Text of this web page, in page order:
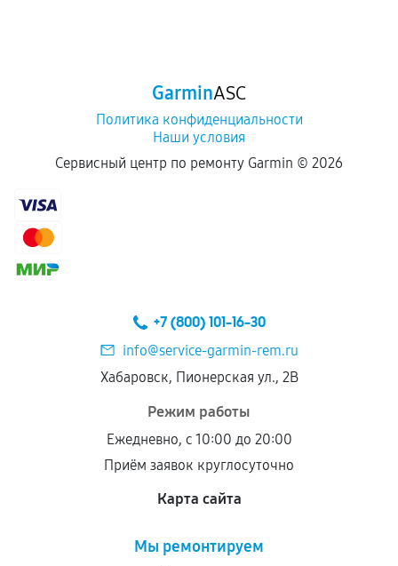
GarminASC
Политика конфиденциальности
Наши условия
Сервисный центр по ремонту Garmin © 2026
+7 (800) 101-16-30
info@service-garmin-rem.ru
Хабаровск, Пионерская ул., 2В
Режим работы
Ежедневно, с 10:00 до 20:00
Приём заявок круглосуточно
Карта сайта
Мы ремонтируем